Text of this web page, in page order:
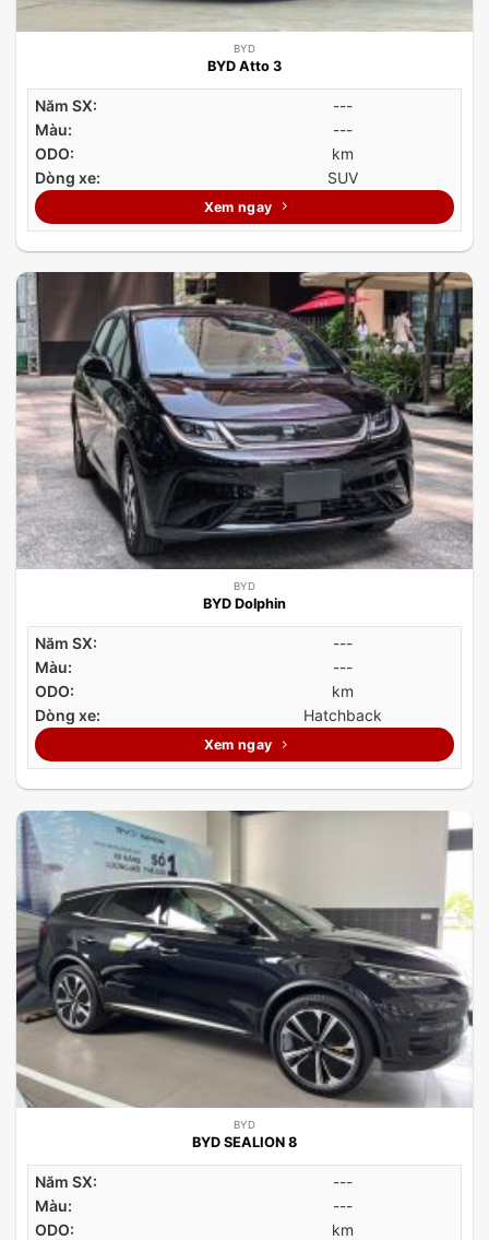
BYD
BYD Atto 3
Năm SX:
---
Màu:
---
ODO:
km
Dòng xe:
SUV
Xem ngay
BYD
BYD Dolphin
Năm SX:
---
Màu:
---
ODO:
km
Dòng xe:
Hatchback
Xem ngay
BYD
BYD SEALION 8
Năm SX:
---
Màu:
---
ODO:
km